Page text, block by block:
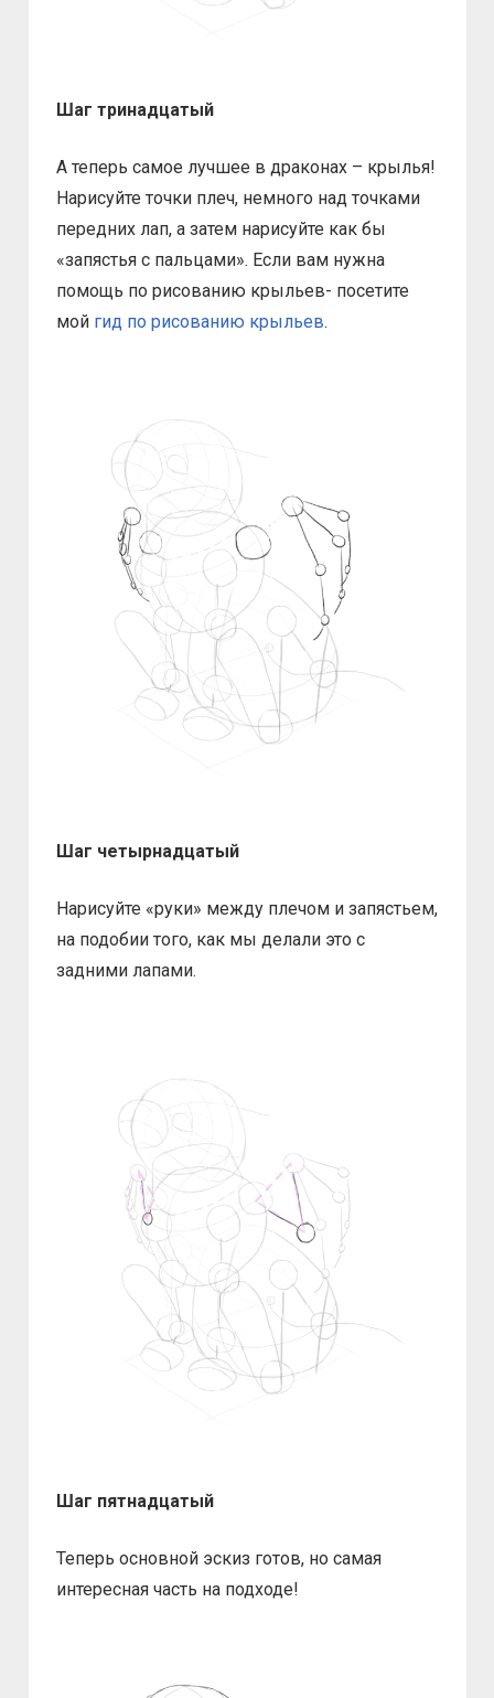
Шаг тринадцатый
А теперь самое лучшее в драконах – крылья!
Нарисуйте точки плеч, немного над точками
передних лап, а затем нарисуйте как бы
«запястья с пальцами». Если вам нужна
помощь по рисованию крыльев- посетите
мой гид по рисованию крыльев.
Шаг четырнадцатый
Нарисуйте «руки» между плечом и запястьем,
на подобии того, как мы делали это с
задними лапами.
Шаг пятнадцатый
Теперь основной эскиз готов, но самая
интересная часть на подходе!